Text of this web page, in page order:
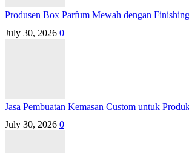
Produsen Box Parfum Mewah dengan
July 30, 2026 0
Jasa Pembuatan Kemasan Custom untuk
July 30, 2026 0